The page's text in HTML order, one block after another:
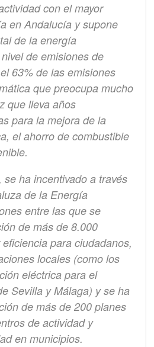
con el mayor
en Andalucía y supone
de la energía
de emisiones de
63% de las emisiones
que preocupa mucho
que lleva años
para la mejora de la
el ahorro de combustible
ha incentivado a través
de la Energía
entre las que se
de más de 8.000
para ciudadanos,
locales (como los
eléctrica para el
Sevilla y Málaga) y se ha
de más de 200 planes
de actividad y
en municipios.